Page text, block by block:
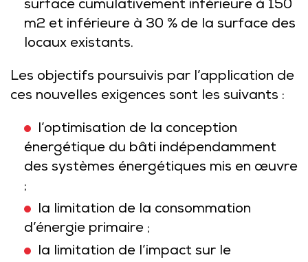
surface cumulativement inférieure à 150
m2 et inférieure à 30 % de la surface des
locaux existants.
Les objectifs poursuivis par l’application de
ces nouvelles exigences sont les suivants :
l’optimisation de la conception
énergétique du bâti indépendamment
des systèmes énergétiques mis en œuvre
;
la limitation de la consommation
d’énergie primaire ;
la limitation de l’impact sur le